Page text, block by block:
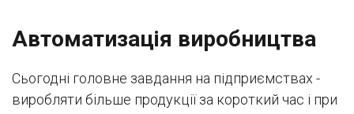
Автоматизація виробництва
Сьогодні головне завдання на підприємствах -
виробляти більше продукції за короткий час і при